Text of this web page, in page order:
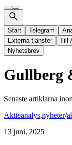
Start Telegram
Externa tjänster
Till
Nyhetsbrev
Gullberg
Senaste artiklarna
Aktieanalys,nyheter/
13 juni, 2025